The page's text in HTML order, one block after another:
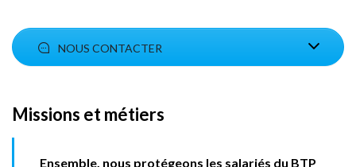
NOUS CONTACTER
Missions et métiers
Ensemble, nous protégeons les salariés du BTP